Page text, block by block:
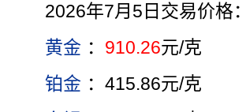
2026年7月5日交易价格：
黄金 ： 910.26元/克
铂金 ：415.86元/克